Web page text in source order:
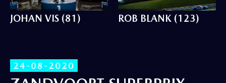
JOHAN VIS (81) ROB BLANK (123)
24-08-2020